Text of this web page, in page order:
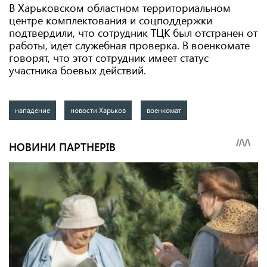
В Харьковском областном территориальном
центре комплектования и соцподдержки
подтвердили, что сотрудник ТЦК был отстранен от
работы, идет служебная проверка. В военкомате
говорят, что этот сотрудник имеет статус
участника боевых действий.
нападение новости Харьков военкомат